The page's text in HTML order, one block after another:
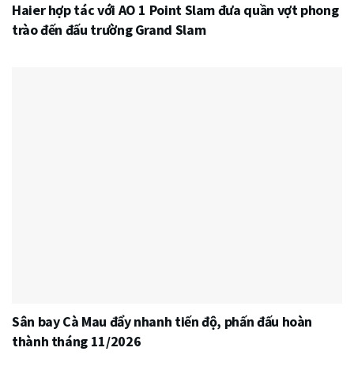
Haier hợp tác với AO 1 Point Slam đưa quần vợt phong
trào đến đấu trường Grand Slam
Sân bay Cà Mau đẩy nhanh tiến độ, phấn đấu hoàn
thành tháng 11/2026